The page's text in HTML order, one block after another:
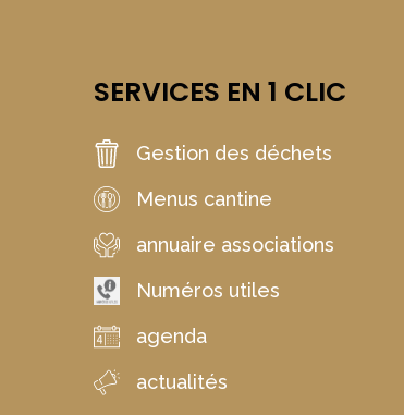
SERVICES EN 1 CLIC
Gestion des déchets
Menus cantine
annuaire associations
Numéros utiles
agenda
actualités